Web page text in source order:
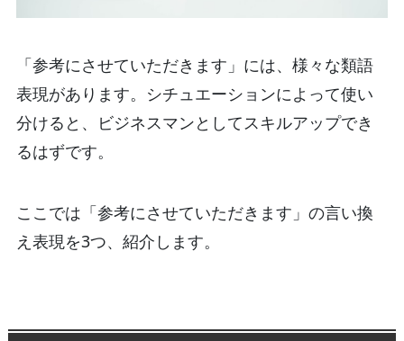
「参考にさせていただきます」には、様々な類語
表現があります。シチュエーションによって使い
分けると、ビジネスマンとしてスキルアップでき
るはずです。
ここでは「参考にさせていただきます」の言い換
え表現を3つ、紹介します。